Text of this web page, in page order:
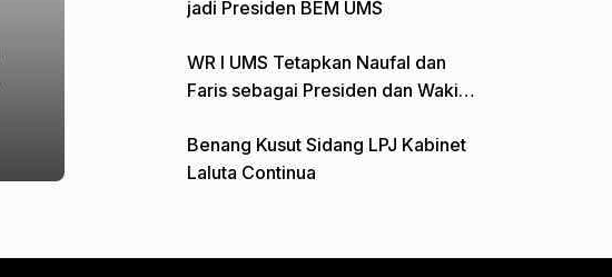
jadi Presiden BEM UMS
WR I UMS Tetapkan Naufal dan
Faris sebagai Presiden dan Wakil
Benang Kusut Sidang LPJ Kabinet
Laluta Continua